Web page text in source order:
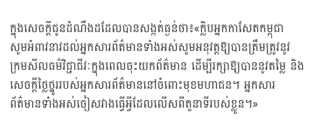
ក្នុងសេចក្ដីជូនដំណឹងដដែលបានសង្កត់ធ្ងន់ថា៖«ក្លិបអ្នកកាសែតកម្ពុជា
សូមអំពាវនាវដល់អ្នកសារព័ត៌មានទាំងអស់សូមអនុវត្តឱ្យបានត្រឹមត្រូវនូវ
ក្រមសីលធម៌វិជ្ជាជីវៈក្នុងពេលចុះយកព័ត៌មាន ដើម្បីរក្សាឱ្យបាននូវតម្លៃ និង
សេចក្ដីថ្លៃថ្នូររបស់អ្នកសារព័ត៌មាននៅចំពោះមុខមហាជន។ អ្នកសារ
ព័ត៌មានទាំងអស់ចៀសវាងធ្វើអ្វីដែលលើសពីតួនាទីរបស់ខ្លួន។»